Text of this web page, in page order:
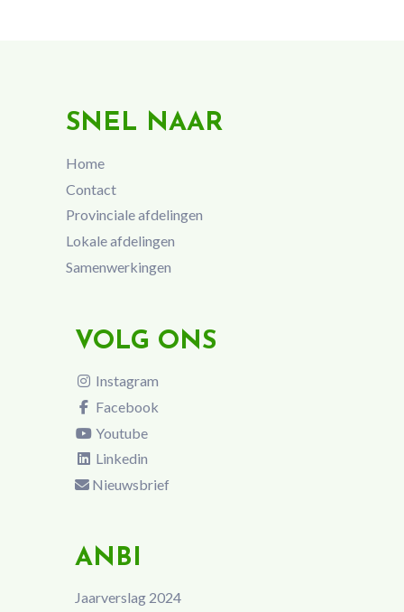
SNEL NAAR
Home
Contact
Provinciale afdelingen
Lokale afdelingen
Samenwerkingen
VOLG ONS
Instagram
Facebook
Youtube
Linkedin
Nieuwsbrief
ANBI
Jaarverslag 2024